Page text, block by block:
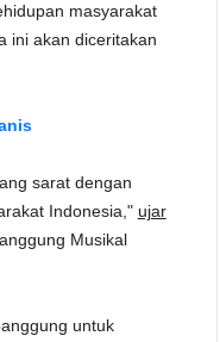
masyarakat
ini akan diceritakan
sarat dengan
Indonesia," ujar
Musikal
untuk